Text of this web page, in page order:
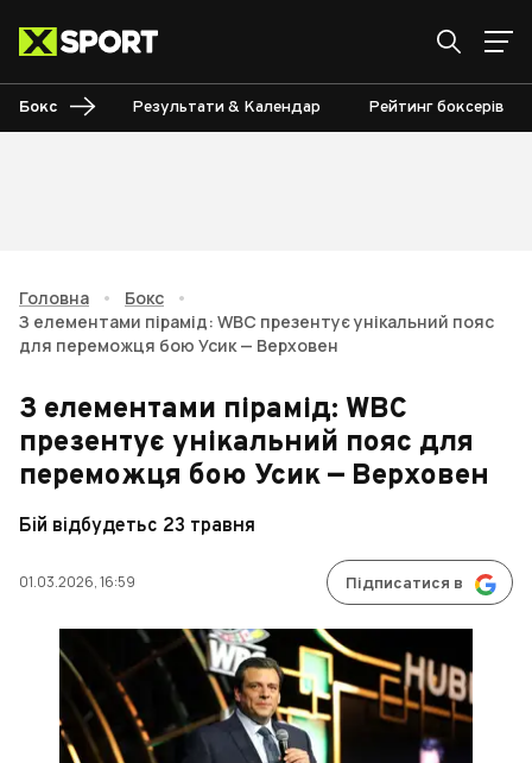
Бокс Результати & Календар Рейтинг боксерів
Головна • Бокс
•
З елементами пірамід: WBC презентує унікальний пояс
для переможця бою Усик — Верховен
З елементами пірамід: WBC
презентує унікальний пояс для
переможця бою Усик — Верховен
Бій відбудетьс 23 травня
01.03.2026, 16:59 Підписатися в